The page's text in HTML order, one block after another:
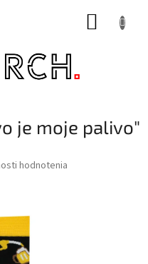
je moje palivo"
hodnotenia